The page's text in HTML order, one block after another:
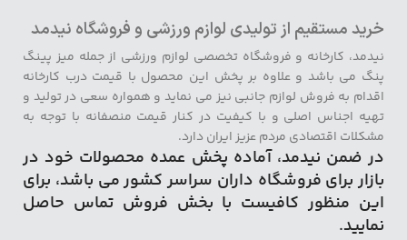
خرید مستقیم از تولیدی لوازم ورزشی و فروشگاه نیدمد
نیدمد، کارخانه و فروشگاه تخصصی لوازم ورزشی از جمله میز پینگ
پنگ می باشد و علاوه بر پخش این محصول با قیمت درب کارخانه
اقدام به فروش لوازم جانبی نیز می نماید و همواره سعی در تولید و
تهیه اجناس اصلی و با کیفیت در کنار قیمت منصفانه با توجه به
مشکلات اقتصادی مردم عزیز ایران دارد.
در ضمن نیدمد، آماده پخش عمده محصولات خود در
بازار برای فروشگاه داران سراسر کشور می باشد، برای
این منظور کافیست با بخش فروش تماس حاصل
نمایید.